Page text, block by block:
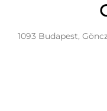
1093 Budapest,